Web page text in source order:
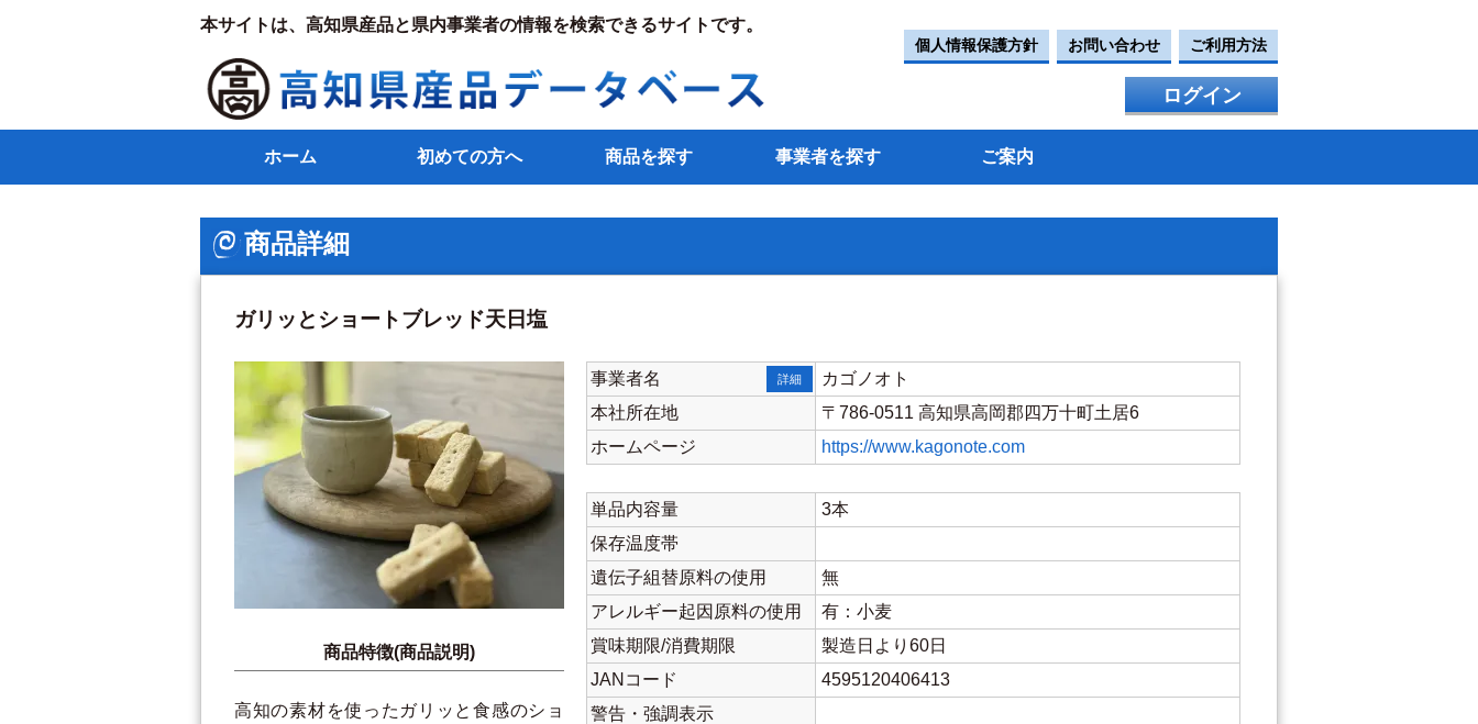
本サイトは、高知県産品と県内事業者の情報を検索できるサイトです。
個人情報保護方針 お問い合わせ ご利用方法
ログイン
ホーム 初めての方へ 商品を探す 事業者を探す ご案内
商品詳細
ガリッとショートブレッド天日塩
商品特徴(商品説明)
高知の素材を使ったガリッと食感のショ
事業者名 詳細
カゴノオト
本社所在地
〒786-0511 高知県高岡郡四万十町土居6
ホームページ
https://www.kagonote.com
単品内容量
3本
保存温度帯
遺伝子組替原料の使用
無
アレルギー起因原料の使用
有：小麦
賞味期限/消費期限
製造日より60日
JANコード
4595120406413
警告・強調表示